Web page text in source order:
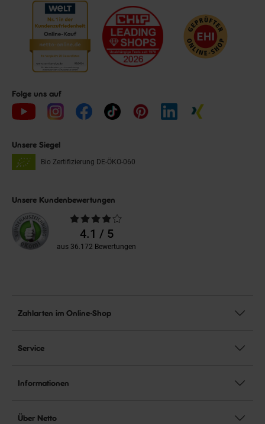
Folge uns auf
Unsere Siegel
Bio Zertifizierung DE-ÖKO-060
Unsere Kundenbewertungen
Durchschnittliche
Bewertungen4.1 / 5
aus 36.172 Bewertungen
Zahlarten im Online-Shop
Service
Informationen
Über Netto